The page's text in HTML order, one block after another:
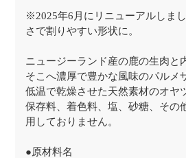
※2025年6月にリニューアルしま
さで割りやすい形状に。
ニュージーランド産の鹿の生肉と
そこへ濃厚で豊かな風味のパルメ
低温で乾燥させた天然素材のオヤ
保存料、着色料、塩、砂糖、その
用しておりません。
●原材料名